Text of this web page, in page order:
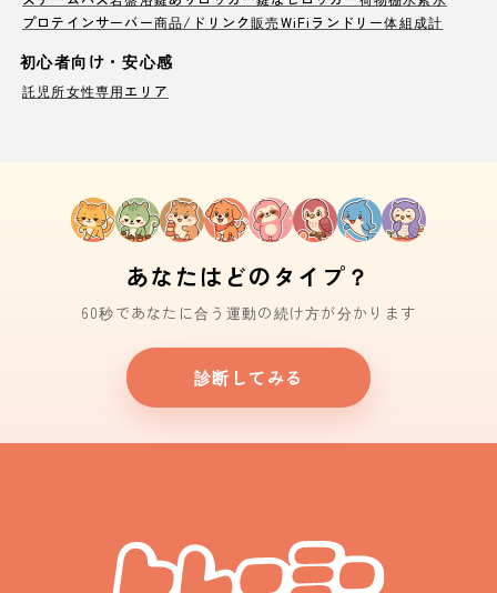
プロテインサーバー商品/ドリンク販売WiFi ランドリー体組成計
初心者向け・安心感
託児所女性専用エリア
あなたはどのタイプ？
60秒であなたに合う運動の続け方が分かります
診断してみる